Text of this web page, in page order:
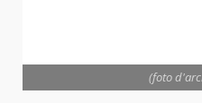
(foto